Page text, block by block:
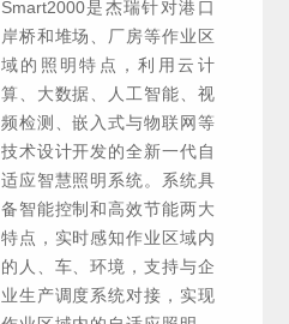
Smart2000是杰瑞针对港口
岸桥和堆场、厂房等作业区
域的照明特点，利用云计
算、大数据、人工智能、视
频检测、嵌入式与物联网等
技术设计开发的全新一代自
适应智慧照明系统。系统具
备智能控制和高效节能两大
特点，实时感知作业区域内
的人、车、环境，支持与企
业生产调度系统对接，实现